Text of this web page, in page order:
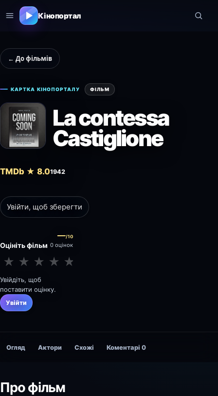
Кінопортал
← До фільмів
КАРТКА КІНОПОРТАЛУ ФІЛЬМ
La contessa
Castiglione
TMDb ★ 8.01942
Увійти, щоб зберегти
Оцініть фільм
—/10
0 оцінок
★ ★ ★ ★ ★
Увійдіть, щоб
поставити оцінку.
Увійти
Огляд Актори Схожі Коментарі 0
Про фільм